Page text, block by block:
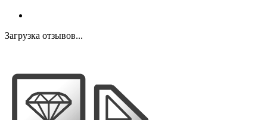
Загрузка отзывов...